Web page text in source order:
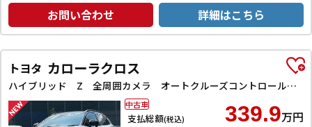
お問い合わせ 詳細はこちら
トヨタ カローラクロス
ハイブリッド Z 全周囲カメラ オートクルーズコントロール レーンアシスト パワーシート 衝突被害軽減システム ナビ TV オートライト LEDヘッドランプ ヘッドライトウォッシャー 電動リアゲート アルミホイール
支払総額(税込) 339.9万円
中古車